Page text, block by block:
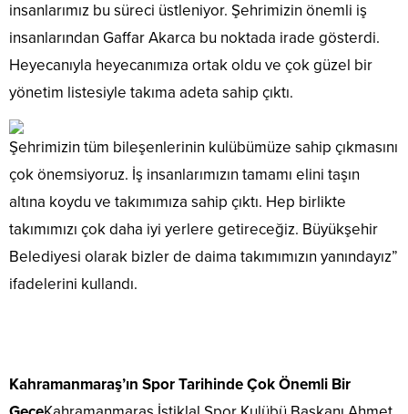
insanlarımız bu süreci üstleniyor. Şehrimizin önemli iş
insanlarından Gaffar Akarca bu noktada irade gösterdi.
Heyecanıyla heyecanımıza ortak oldu ve çok güzel bir
yönetim listesiyle takıma adeta sahip çıktı.
Şehrimizin tüm bileşenlerinin kulübümüze sahip çıkmasını
çok önemsiyoruz. İş insanlarımızın tamamı elini taşın
altına koydu ve takımımıza sahip çıktı. Hep birlikte
takımımızı çok daha iyi yerlere getireceğiz. Büyükşehir
Belediyesi olarak bizler de daima takımımızın yanındayız”
ifadelerini kullandı.
Kahramanmaraş’ın Spor Tarihinde Çok Önemli Bir